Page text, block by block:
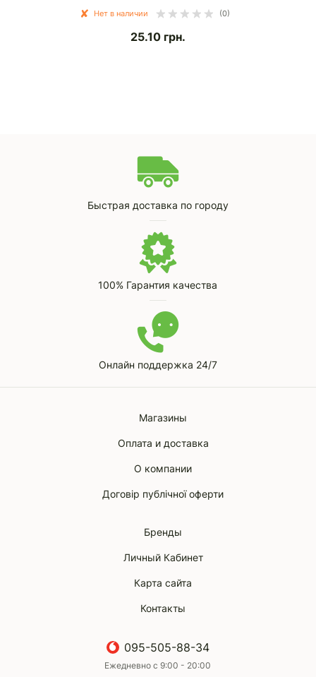
Нет в наличии (0)
25.10 грн.
Быстрая доставка по городу
100% Гарантия качества
Онлайн поддержка 24/7
Магазины
Оплата и доставка
О компании
Договір публічної оферти
Бренды
Личный Кабинет
Карта сайта
Контакты
095-505-88-34
Ежедневно с 9:00 - 20:00